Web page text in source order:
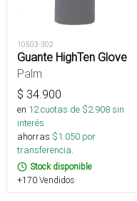
10503-302
Guante HighTen Glove
Palm
$ 34.900
en 12cuotas de $2.908sin
interés
ahorras $1.050 por
transferencia.
Stock disponible
+170 Vendidos